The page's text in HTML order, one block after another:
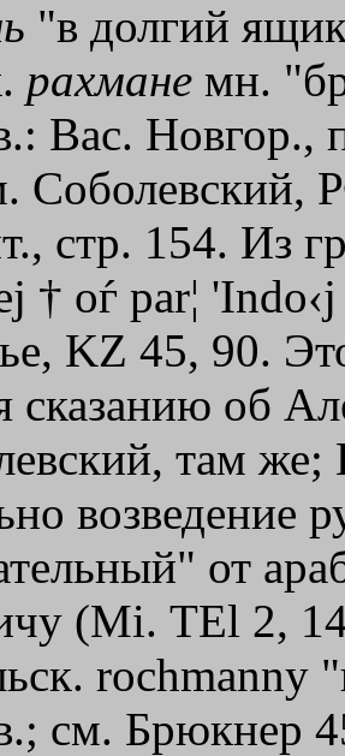
"в долгий
рахмане мн.
Вас. Новгор.,
стр. 154. Из
† oѓ par¦ 'Indo‹j
KZ 45, 90.
сказанию об
там
возведение
от
(Мi. ТЕl 2,
rochmanny
см. Брюкнер